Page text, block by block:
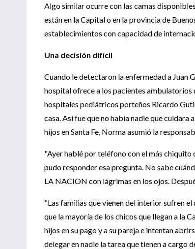
Algo similar ocurre con las camas
están en la Capital o en la provincia de
establecimientos con capacidad de
Una decisión difícil
Cuando le detectaron la enfermedad a Juan
hospital ofrece a los pacientes ambulatorios
hospitales pediátricos porteños Ricardo
casa. Así fue que no había nadie que
hijos en Santa Fe, Norma asumió la
"Ayer hablé por teléfono con el más chiquito
pudo responder esa pregunta. No sabe
LA NACION con lágrimas en los ojos.
"Las familias que vienen del interior sufren
que la mayoría de los chicos que llegan a la
hijos en su pago y a su pareja e intentan
delegar en nadie la tarea que tienen a cargo